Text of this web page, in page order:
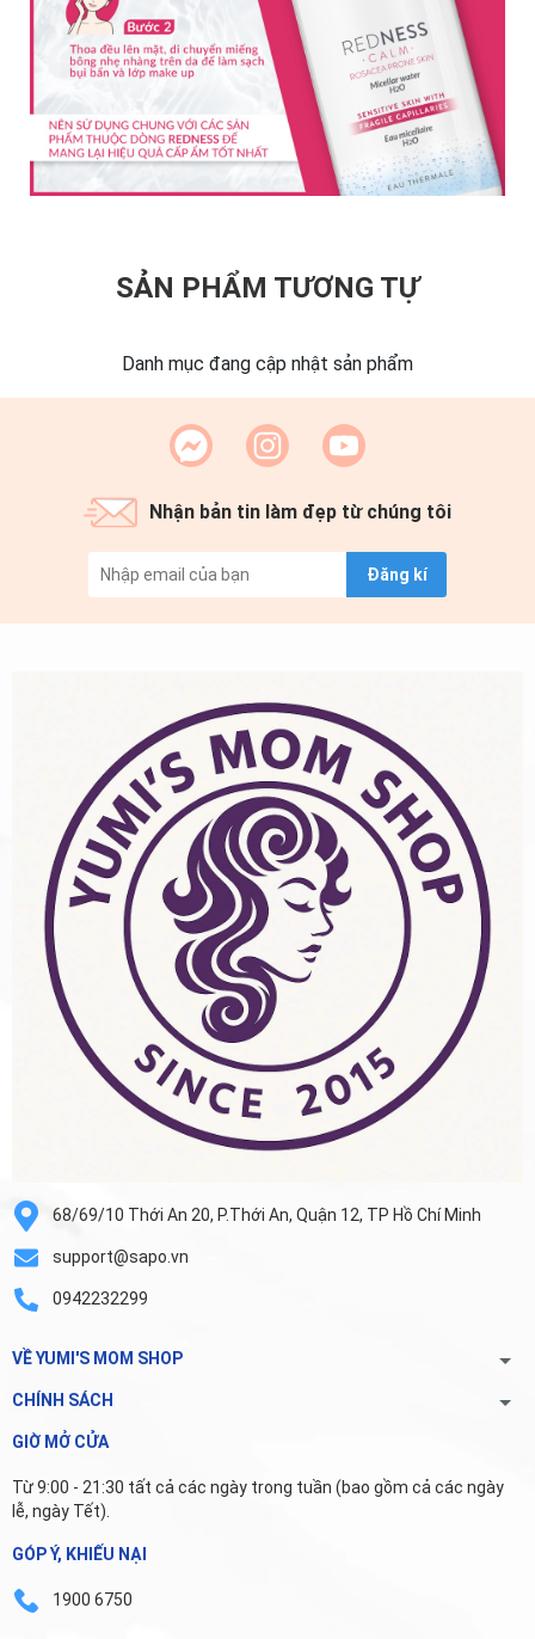
SẢN PHẨM TƯƠNG TỰ
Danh mục đang cập nhật sản phẩm
Nhận bản tin làm đẹp từ chúng tôi
Đăng kí
68/69/10 Thới An 20, P.Thới An, Quận 12, TP Hồ Chí Minh
support@sapo.vn
0942232299
VỀ YUMI'S MOM SHOP
CHÍNH SÁCH
GIỜ MỞ CỬA
Từ 9:00 - 21:30 tất cả các ngày trong tuần (bao gồm cả các ngày
lễ, ngày Tết).
GÓP Ý, KHIẾU NẠI
1900 6750